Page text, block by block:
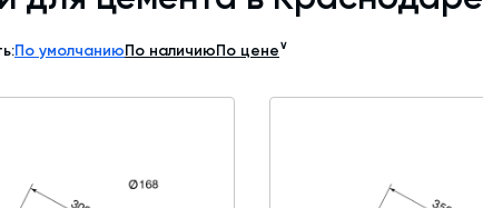
Бетоносмесители
Шнековые транспортеры для цемента
По умолчаниюПо наличиюПо цене∨